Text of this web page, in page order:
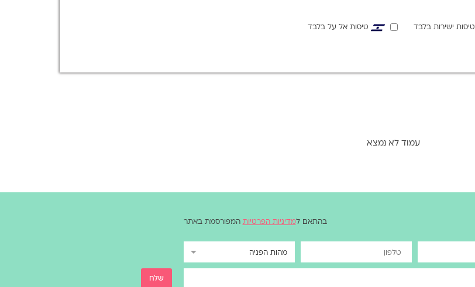
טיסות ישירות בלבד טיסות אל על בלבד
עמוד לא נמצא
בהתאם למדיניות הפרטיות המפורסמת באתר